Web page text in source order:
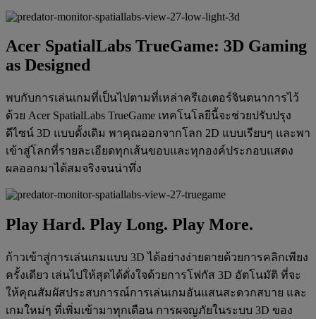
Acer SpatialLabs TrueGame: 3D Gaming
as Designed
พบกับการเล่นเกมที่เป็นไปตามที่เหล่าครีเอเตอร์จินตนาการไว้
ด้วย Acer SpatialLabs TrueGame เทคโนโลยีนี้จะช่วยปรับปรุง
ดีไซน์ 3D แบบดั้งเดิม พาคุณออกจากโลก 2D แบบเรียบๆ และพา
เข้าสู่โลกที่รายละเอียดทุกเส้นขอบและทุกองค์ประกอบแสดง
ผลออกมาได้สมจริงจนน่าทึ่ง
‌Play Hard. ‌Play Long. ‌Play More.
ก้าวเข้าสู่การเล่นเกมแบบ 3D ได้อย่างง่ายดายด้วยการคลิกเพียง
ครั้งเดียว เล่นไปให้สุดได้ดั่งใจด้วยการโฟกัส 3D อัตโนมัติ ที่จะ
ให้คุณสัมผัสประสบการณ์การเล่นเกมอันแสนสะดวกสบาย และ
เกมใหม่ๆ ที่เพิ่มเข้ามาทุกเดือน การผจญภัยในระบบ 3D ของ